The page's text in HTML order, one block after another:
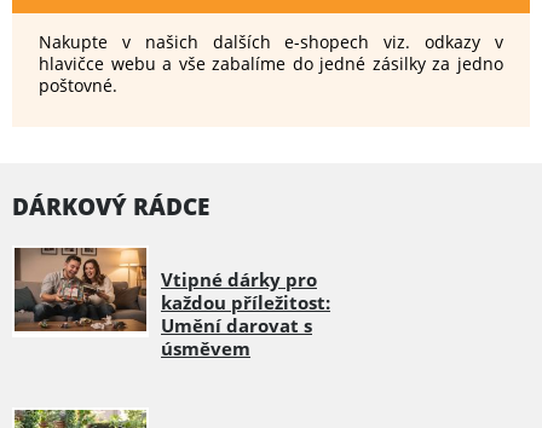
Nakupte v našich dalších e-shopech viz. odkazy v
hlavičce webu a vše zabalíme do jedné zásilky za jedno
poštovné.
DÁRKOVÝ RÁDCE
Vtipné dárky pro
každou příležitost:
Umění darovat s
úsměvem